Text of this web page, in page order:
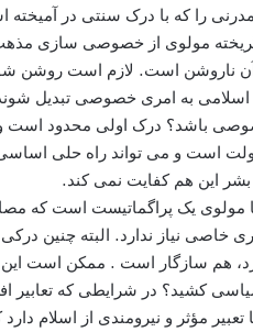
را که با درک سنتی در
مولوی از خصوصی سازی
ناروشن است. لازم است روشن
به امری خصوصی تبدیل شوند
باشد؟ درک اولی محدود است
است و می تواند راه حلی اساسی
این هم کفایت نمی کند.
مولوی یک پراگماتیست است که
نیاز ندارد. البته چنین
هم سازگار است . ممکن است
کشید؟ در شرایطی که تعابیر
مؤثر و نیرومندی از اسلام دارد که